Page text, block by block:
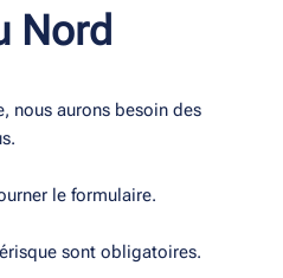
Nord
nous aurons besoin des
le formulaire.
sont obligatoires.